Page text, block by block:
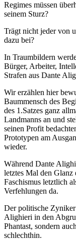
Regimes müssen
seinem Sturz?
Trägt nicht jeder von
dazu bei?
In Traumbildern
Bürger, Arbeiter,
Strafen aus Dante
Wir erzählen hier
Baummensch des
des 1.Satzes ganz
Landmanns an und
seinen Profit
Prototypen am
wieder.
Während Dante
letztes Mal den
Faschismus letztlich
Verfehlungen da.
Der politische
Alighieri in den
Phantast, sondern
schlechthin.